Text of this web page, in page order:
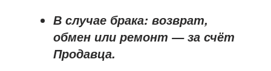
В случае брака: возврат,
обмен или ремонт —за счёт
Продавца.